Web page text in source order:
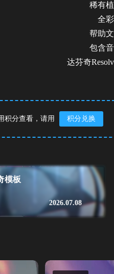
稀有
全
帮助
包含
达芬奇
积分查看，请用 积分兑换
模板
2026.07.08